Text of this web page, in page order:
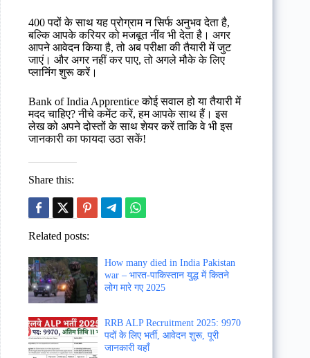
400 पदों के साथ यह प्रोग्राम न सिर्फ अनुभव देता है,
बल्कि आपके करियर को मजबूत नींव भी देता है। अगर
आपने आवेदन किया है, तो अब परीक्षा की तैयारी में जुट
जाएं। और अगर नहीं कर पाए, तो अगले मौके के लिए
प्लानिंग शुरू करें।
Bank of India Apprentice कोई सवाल हो या तैयारी में
मदद चाहिए? नीचे कमेंट करें, हम आपके साथ हैं। इस
लेख को अपने दोस्तों के साथ शेयर करें ताकि वे भी इस
जानकारी का फायदा उठा सकें!
Share this:
Related posts:
How many died in India Pakistan
war – भारत-पाकिस्तान युद्ध में कितने
लोग मारे गए 2025
RRB ALP Recruitment 2025: 9970
पदों के लिए भर्ती, आवेदन शुरू, पूरी
जानकारी यहाँ